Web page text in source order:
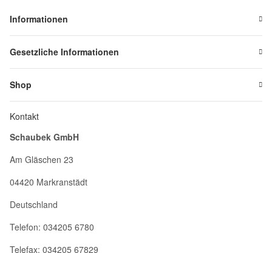
Informationen
Gesetzliche Informationen
Shop
Kontakt
Schaubek GmbH
Am Gläschen 23
04420 Markranstädt
Deutschland
Telefon: 034205 6780
Telefax: 034205 67829